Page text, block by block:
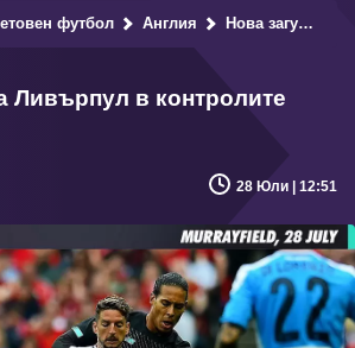
футбол Англия Нова загуба за Ливърпул в контролите
Ливърпул в контролите
28 Юли | 12:51